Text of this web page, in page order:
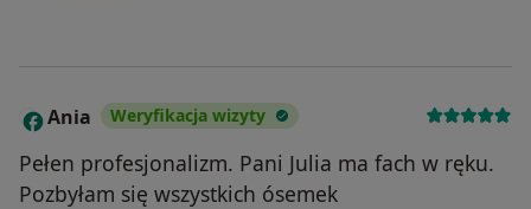
A Ania Weryfikacja wizyty
Pełen profesjonalizm. Pani Julia ma fach w ręku.
Pozbyłam się wszystkich ósemek